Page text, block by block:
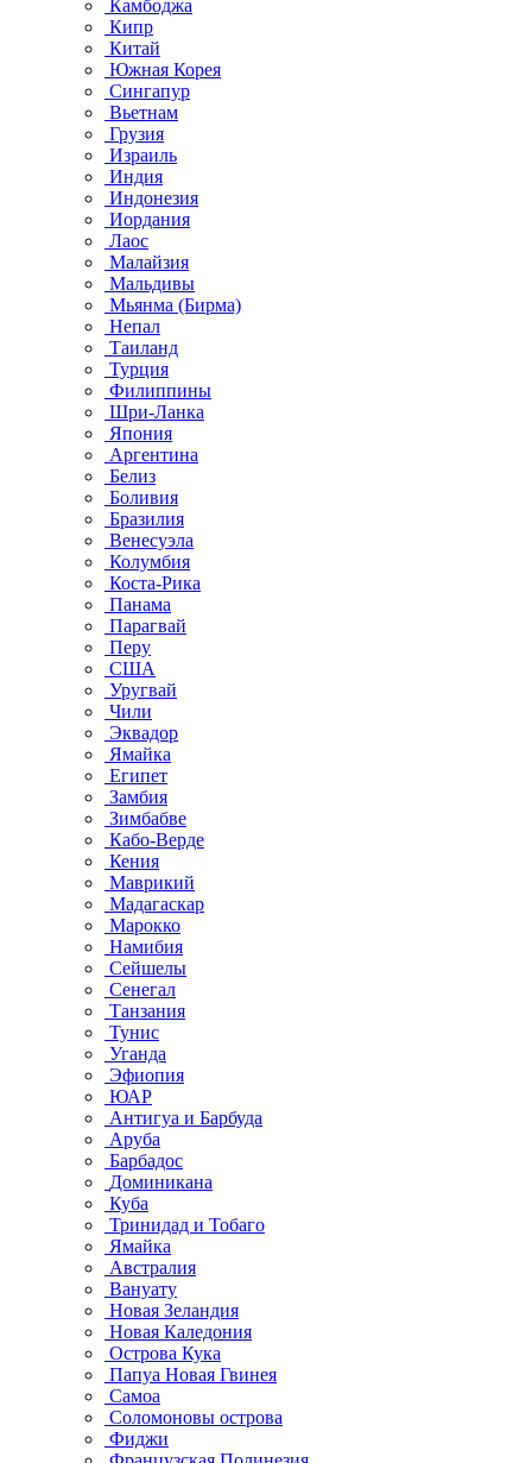
Камбоджа
Кипр
Китай
Южная Корея
Сингапур
Вьетнам
Грузия
Израиль
Индия
Индонезия
Иордания
Лаос
Малайзия
Мальдивы
Мьянма (Бирма)
Непал
Таиланд
Турция
Филиппины
Шри-Ланка
Япония
Аргентина
Белиз
Боливия
Бразилия
Венесуэла
Колумбия
Коста-Рика
Панама
Парагвай
Перу
США
Уругвай
Чили
Эквадор
Ямайка
Египет
Замбия
Зимбабве
Кабо-Верде
Кения
Маврикий
Мадагаскар
Марокко
Намибия
Сейшелы
Сенегал
Танзания
Тунис
Уганда
Эфиопия
ЮАР
Антигуа и Барбуда
Аруба
Барбадос
Доминикана
Куба
Тринидад и Тобаго
Ямайка
Австралия
Вануату
Новая Зеландия
Новая Каледония
Острова Кука
Папуа Новая Гвинея
Самоа
Соломоновы острова
Фиджи